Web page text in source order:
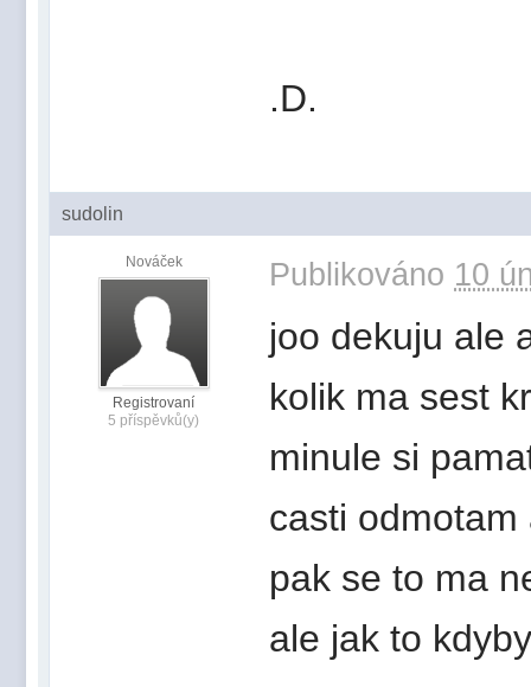
.D.
sudolin
Nováček
Registrovaní
5 příspěvků(y)
Publikováno 10
joo dekuju ale
kolik ma sest
minule si
casti
pak se to ma
ale jak to